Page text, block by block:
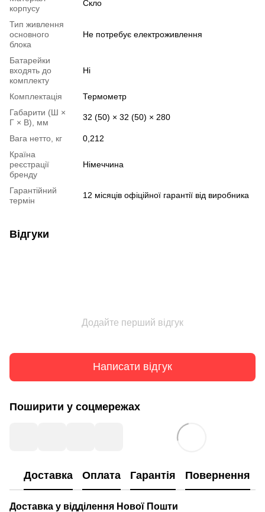
корпусу
Скло
Тип живлення
основного
блока
Не потребує електроживлення
Батарейки
входять до
комплекту
Ні
Комплектація
Термометр
Габарити (Ш ×
Г × В), мм
32 (50) × 32 (50) × 280
Вага нетто, кг
0,212
Країна
реєстрації
бренду
Німеччина
Гарантійний
термін
12 місяців офіційної гарантії від виробника
Відгуки
Додайте перший відгук
Написати відгук
Поширити у соцмережах
Доставка Оплата Гарантія Повернення
Доставка у відділення Нової Пошти